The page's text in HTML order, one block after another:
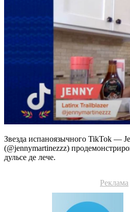
Звезда испаноязычного TikTok —
(@jennymartinezzz)
дульсе де лече.
Реклама